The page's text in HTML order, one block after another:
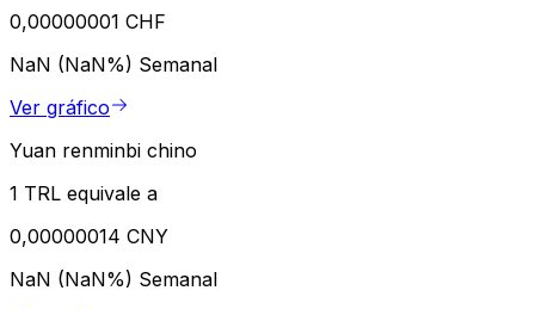
0,00000001 CHF
NaN (NaN%) Semanal
Ver gráfico
Yuan renminbi chino
1 TRL equivale a
0,00000014 CNY
NaN (NaN%) Semanal